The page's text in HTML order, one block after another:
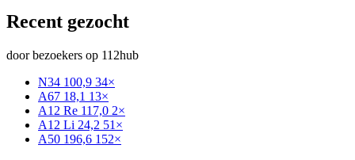
Recent gezocht
door bezoekers op 112hub
N34 100,9 34×
A67 18,1 13×
A12 Re 117,0 2×
A12 Li 24,2 51×
A50 196,6 152×